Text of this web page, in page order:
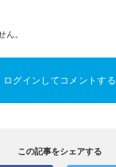
ん。
ログインしてコメントする
この記事をシェアする